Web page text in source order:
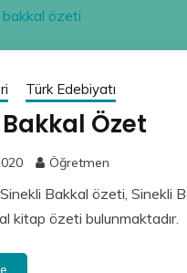
bakkal özeti
Türk Edebiyatı
Özet
Öğretmen
Bakkal özeti, Sinekli
kitap özeti bulunmaktadır.